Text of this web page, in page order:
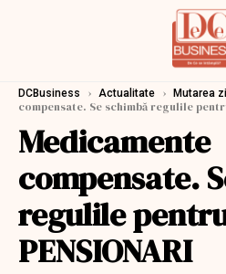
DCBusiness › Actualitate › Mutarea
compensate. Se schimbă regulile
Medicamente
compensate.
regulile
PENSIONARI